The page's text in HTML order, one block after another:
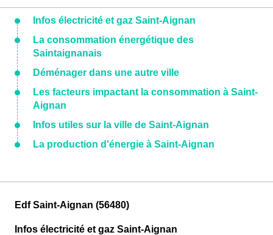
Infos électricité et gaz Saint-Aignan
La consommation énergétique des
Saintaignanais
Déménager dans une autre ville
Les facteurs impactant la consommation à Saint-
Aignan
Infos utiles sur la ville de Saint-Aignan
La production d'énergie à Saint-Aignan
Edf Saint-Aignan (56480)
Infos électricité et gaz Saint-Aignan